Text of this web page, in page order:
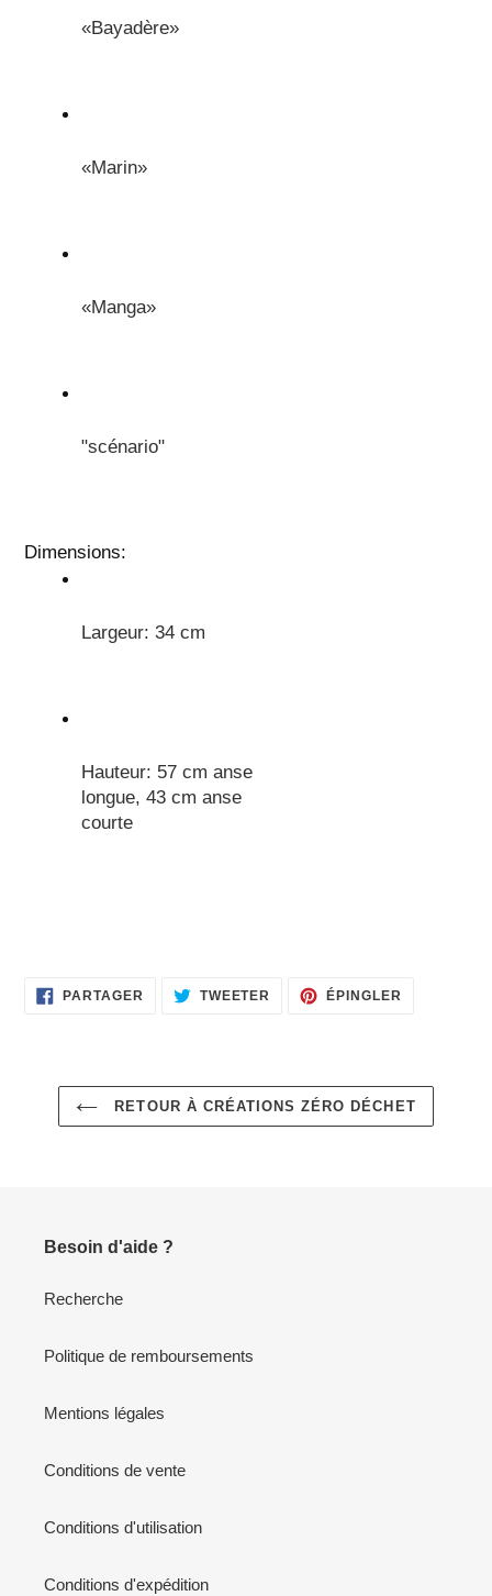
«Bayadère»
«Marin»
«Manga»
"scénario"
Dimensions:
Largeur: 34 cm
Hauteur: 57 cm anse
longue, 43 cm anse
courte
PARTAGER PARTAGER
SUR
TWEETER TWEETER
SUR
ÉPINGLER
RETOUR À CRÉATIONS ZÉRO DÉCHET
Besoin d'aide ?
Recherche
Politique de remboursements
Mentions légales
Conditions de vente
Conditions d'utilisation
Conditions d'expédition